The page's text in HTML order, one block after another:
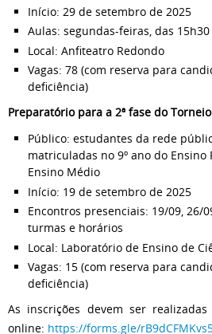
Início: 29 de setembro de 2025
Aulas: segundas-feiras, das
Local: Anfiteatro Redondo
Vagas: 78 (com reserva para
deficiência)
Preparatório para a 2ª fase do
Público: estudantes da rede
matriculadas no 9º ano do
Ensino Médio
Início: 19 de setembro de 2025
Encontros presenciais: 19/09, 26/
turmas e horários
Local: Laboratório de Ensino de
Vagas: 15 (com reserva para
deficiência)
As inscrições devem ser
online: https://forms.gle/